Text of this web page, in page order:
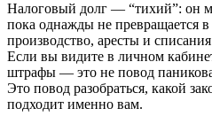
Налоговый долг — “тихий”: он
пока однажды не превращается
производство, аресты и списания
Если вы видите в личном
штрафы — это не повод
Это повод разобраться, какой
подходит именно вам.